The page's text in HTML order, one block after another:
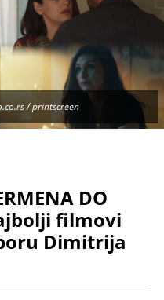
/ printscreen
DO
filmovi
Dimitrija